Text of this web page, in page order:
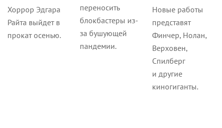
Хоррор Эдгара
Райта выйдет в
прокат осенью.
переносить
блокбастеры из-
за бушующей
пандемии.
Новые работы
представят
Финчер, Нолан,
Верховен,
Спилберг
и другие
киногиганты.